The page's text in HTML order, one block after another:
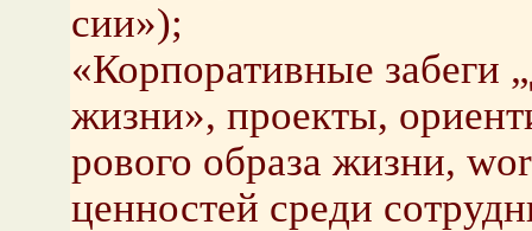
сии»);
«Кор­по­ра­тив­ные за­бе­ги
жизни», про­ек­ты,
ро­во­го об­ра­за жизни,
цен­но­стей среди